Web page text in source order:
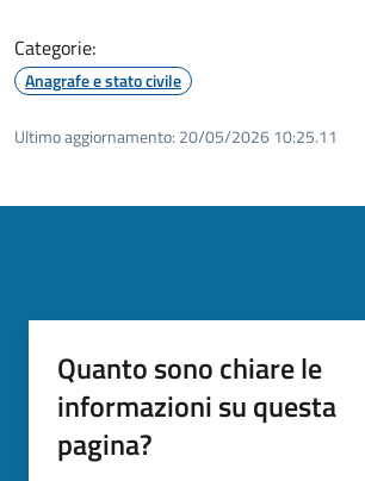
Categorie:
Anagrafe e stato civile
Ultimo aggiornamento: 20/05/2026 10:25.11
Quanto sono chiare le
informazioni su questa
pagina?